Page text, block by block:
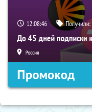
12:08:46 Получили:
До 45 дней подписки
Россия
Промокод